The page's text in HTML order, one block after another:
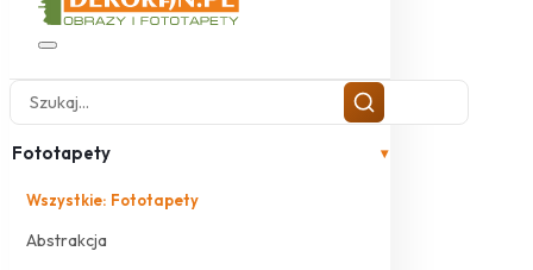
Fototapety ▾
Wszystkie: Fototapety
Abstrakcja